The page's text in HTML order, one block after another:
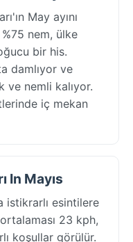
May ayını
nem, ülke
bir his.
damlıyor ve
ve nemli kalıyor.
iç mekan
In Mayıs
istikrarlı esintilere
23 kph,
koşullar görülür.